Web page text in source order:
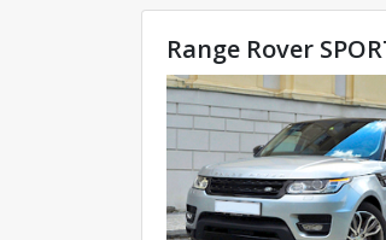
Range Rover